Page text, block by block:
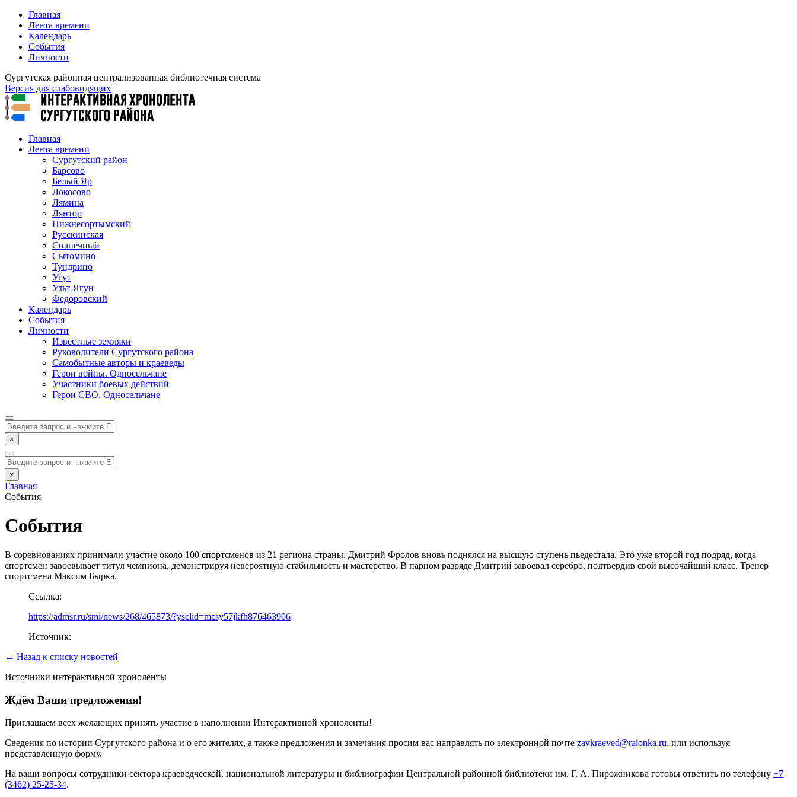
Главная
Лента времени
Календарь
События
Личности
Сургутская районная централизованная библиотечная система
Версия для слабовидящих
Главная
Лента времени
Сургутский район
Барсово
Белый Яр
Локосово
Лямина
Лянтор
Нижнесортымский
Русскинская
Солнечный
Сытомино
Тундрино
Угут
Ульт-Ягун
Федоровский
Календарь
События
Личности
Известные земляки
Руководители Сургутского района
Самобытные авторы и краеведы
Герои войны. Односельчане
Участники боевых действий
Герои СВО. Односельчане
×
×
Главная
События
События
В соревнованиях принимали участие около 100 спортсменов из 21 региона страны. Дмитрий Фролов вновь поднялся на высшую ступень пьедестала. Это уже второй год подряд, когда
спортсмен завоевывает титул чемпиона, демонстрируя невероятную стабильность и мастерство. В парном разряде Дмитрий завоевал серебро, подтвердив свой высочайший класс. Тренер
спортсмена Максим Бырка.
Ссылка:
https://admsr.ru/smi/news/268/465873/?ysclid=mcsy57jkfh876463906
Источник:
← Назад к списку новостей
Источники интерактивной хроноленты
Ждём Ваши предложения!
Приглашаем всех желающих принять участие в наполнении Интерактивной хроноленты!
Сведения по истории Сургутского района и о его жителях, а также предложения и замечания просим вас направлять по электронной почте zavkraeved@raionka.ru, или используя
представленную форму.
На ваши вопросы сотрудники сектора краеведческой, национальной литературы и библиографии Центральной районной библиотеки им. Г. А. Пирожникова готовы ответить по телефону +7
(3462) 25-25-34.